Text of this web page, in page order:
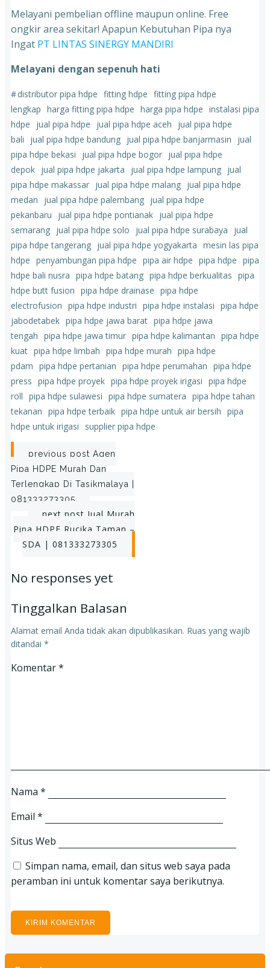
Melayani pembelian offline maupun online. Free
ongkir area sekitar! Apapun Kebutuhan Pipa nya
Ingat PT LINTAS SINERGY MANDIRI
Melayani dengan sepenuh hati
#distributor pipa hdpe fitting hdpe fitting pipa hdpe
lengkap harga fitting pipa hdpe harga pipa hdpe instalasi pipa
hdpe
jual pipa hdpe jual pipa hdpe aceh
jual pipa hdpe
bali
jual pipa hdpe bandung jual pipa hdpe banjarmasin
jual
pipa hdpe bekasi
jual pipa hdpe bogor jual pipa hdpe
depok jual pipa hdpe jakarta jual pipa hdpe lampung jual
pipa hdpe makassar jual pipa hdpe malang jual pipa hdpe
medan
jual pipa hdpe palembang jual pipa hdpe
pekanbaru
jual pipa hdpe pontianak jual pipa hdpe
semarang jual pipa hdpe solo jual pipa hdpe surabaya
jual
pipa hdpe tangerang jual pipa hdpe yogyakarta mesin las pipa
hdpe penyambungan pipa hdpe pipa air hdpe pipa hdpe pipa
hdpe bali nusra pipa hdpe batang pipa hdpe berkualitas pipa
hdpe butt fusion pipa hdpe drainase pipa hdpe
electrofusion pipa hdpe industri pipa hdpe instalasi pipa hdpe
jabodetabek pipa hdpe jawa barat pipa hdpe jawa
tengah pipa hdpe jawa timur pipa hdpe kalimantan pipa hdpe
kuat pipa hdpe limbah pipa hdpe murah pipa hdpe
pdam pipa hdpe pertanian pipa hdpe perumahan pipa hdpe
press pipa hdpe proyek pipa hdpe proyek irigasi pipa hdpe
roll pipa hdpe sulawesi pipa hdpe sumatera pipa hdpe tahan
tekanan pipa hdpe terbaik pipa hdpe untuk air bersih pipa
hdpe untuk irigasi
supplier pipa hdpe
Post
navigation
previous post Agen
Pipa HDPE Murah Dan
Terlengkap Di Tasikmalaya |
081333273305
Post
navigation
next post Jual Murah
Pipa HDPE Rucika Taman –
SDA | 081333273305
No responses yet
Tinggalkan Balasan
Alamat email Anda tidak akan dipublikasikan. Ruas yang wajib
ditandai *
Komentar*
Nama *
Email *
Situs Web
Simpan nama, email, dan situs web saya pada
peramban ini untuk komentar saya berikutnya.
Search